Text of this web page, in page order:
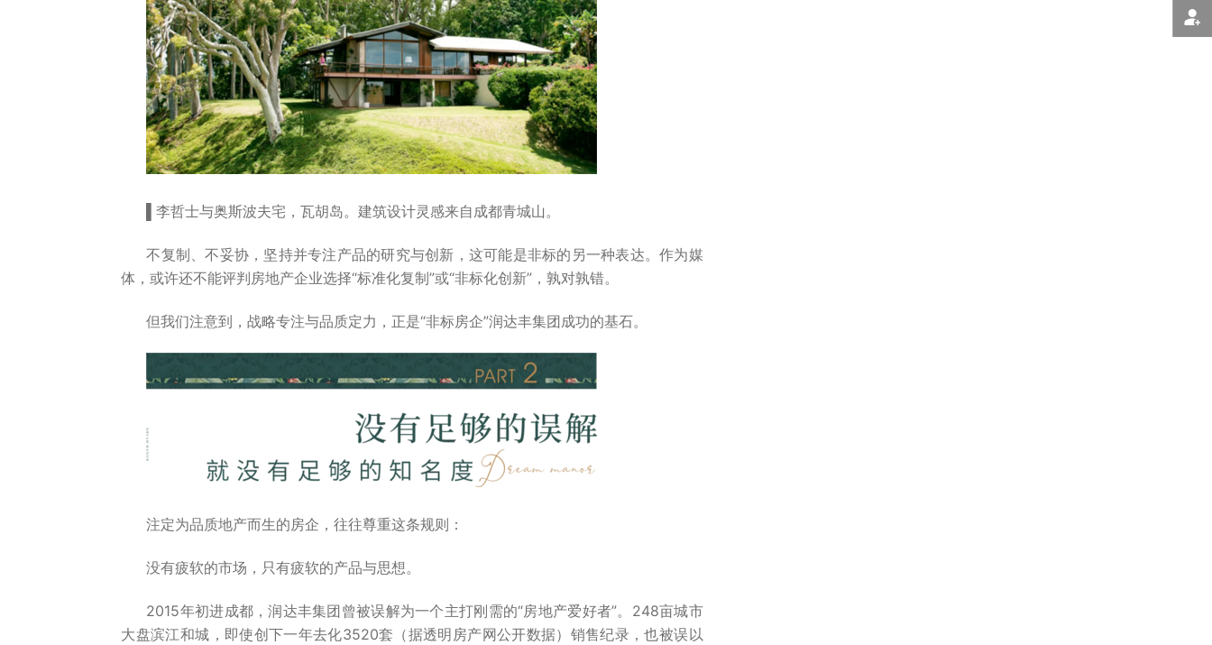
▌李哲士与奥斯波夫宅，瓦胡岛。建筑设计灵感来自成都青城山。
不复制、不妥协，坚持并专注产品的研究与创新，这可能是非标的另一种表达。作为媒
体，或许还不能评判房地产企业选择“标准化复制”或“非标化创新”，孰对孰错。
但我们注意到，战略专注与品质定力，正是“非标房企”润达丰集团成功的基石。
注定为品质地产而生的房企，往往尊重这条规则：
没有疲软的市场，只有疲软的产品与思想。
2015年初进成都，润达丰集团曾被误解为一个主打刚需的“房地产爱好者”。248亩城市
大盘滨江和城，即使创下一年去化3520套（据透明房产网公开数据）销售纪录，也被误以